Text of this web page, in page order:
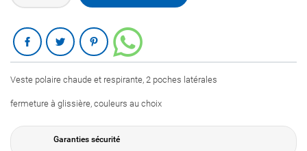
Partager
Veste polaire chaude et respirante, 2 poches latérales
fermeture à glissière, couleurs au choix
Garanties sécurité